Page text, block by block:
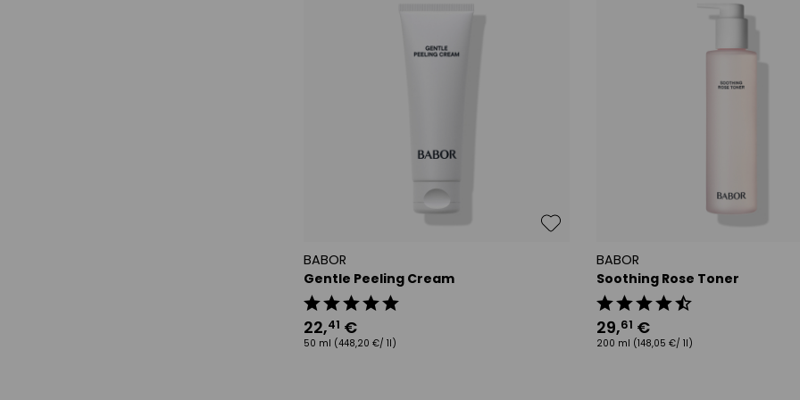
BABOR
Gentle Peeling Cream
22,41 €
50 ml (448,20 €/ 1l)
BABOR
Soothing Rose Toner
29,61 €
200 ml (148,05 €/ 1l)